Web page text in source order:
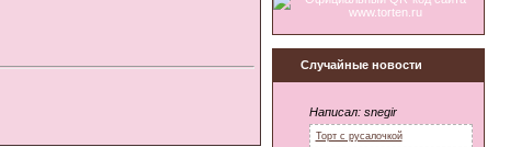
Случайные новости
Написал: snegir
Торт с русалочкой